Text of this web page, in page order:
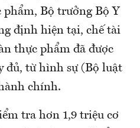
Bộ trưởng Bộ Y
định hiện tại, chế tài
thực phẩm đã được
đủ, từ hình sự (Bộ luật
chính.
tra hơn 1,9 triệu cơ